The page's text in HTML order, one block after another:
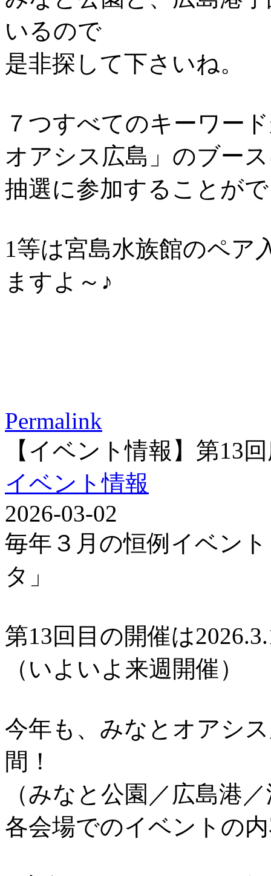
いるので
是非探して下さいね。
７つすべてのキーワー
オアシス広島」のブー
抽選に参加することが
1等は宮島水族館のペア
ますよ～♪
Permalink
【イベント情報】第13
イベント情報
2026-03-02
毎年３月の恒例イベン
タ」
第13回目の開催は
（いよいよ来週開催）
今年も、みなとオアシ
間！
（みなと公園／広島港
各会場でのイベントの